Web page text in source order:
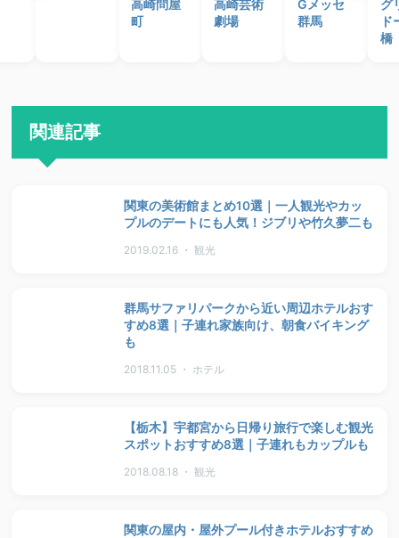
高崎問屋
町
高崎芸術
劇場
Gメッセ
群馬
グ
ド
橋
関連記事
関東の美術館まとめ10選｜一人観光やカッ
プルのデートにも人気！ジブリや竹久夢二も
2019.02.16 ・ 観光
群馬サファリパークから近い周辺ホテルおす
すめ8選｜子連れ家族向け、朝食バイキング
も
2018.11.05 ・ ホテル
【栃木】宇都宮から日帰り旅行で楽しむ観光
スポットおすすめ8選｜子連れもカップルも
2018.08.18 ・ 観光
関東の屋内・屋外プール付きホテルおすすめ